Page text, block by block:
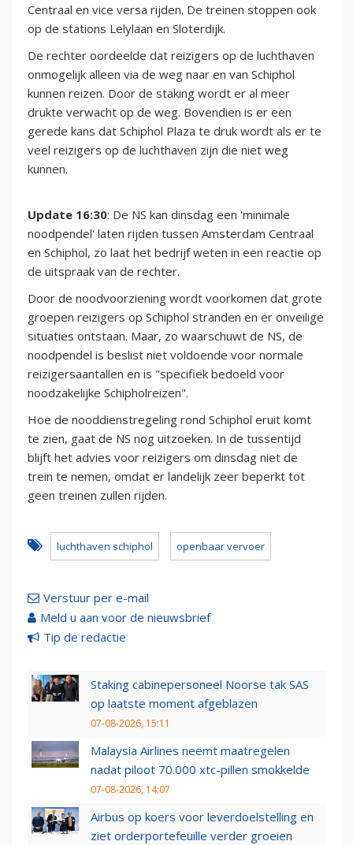
Centraal en vice versa rijden. De treinen stoppen ook
op de stations Lelylaan en Sloterdijk.
De rechter oordeelde dat reizigers op de luchthaven
onmogelijk alleen via de weg naar en van Schiphol
kunnen reizen. Door de staking wordt er al meer
drukte verwacht op de weg. Bovendien is er een
gerede kans dat Schiphol Plaza te druk wordt als er te
veel reizigers op de luchthaven zijn die niet weg
kunnen.
Update 16:30: De NS kan dinsdag een 'minimale
noodpendel' laten rijden tussen Amsterdam Centraal
en Schiphol, zo laat het bedrijf weten in een reactie op
de uitspraak van de rechter.
Door de noodvoorziening wordt voorkomen dat grote
groepen reizigers op Schiphol stranden en er onveilige
situaties ontstaan. Maar, zo waarschuwt de NS, de
noodpendel is beslist niet voldoende voor normale
reizigersaantallen en is "specifiek bedoeld voor
noodzakelijke Schipholreizen".
Hoe de nooddienstregeling rond Schiphol eruit komt
te zien, gaat de NS nog uitzoeken. In de tussentijd
blijft het advies voor reizigers om dinsdag niet de
trein te nemen, omdat er landelijk zeer beperkt tot
geen treinen zullen rijden.
luchthaven schiphol openbaar vervoer
Verstuur per e-mail
Meld u aan voor de nieuwsbrief
Tip de redactie
Staking cabinepersoneel Noorse tak SAS
op laatste moment afgeblazen
07-08-2026, 15:11
Malaysia Airlines neemt maatregelen
nadat piloot 70.000 xtc-pillen smokkelde
07-08-2026, 14:07
Airbus op koers voor leverdoelstelling en
ziet orderportefeuille verder groeien